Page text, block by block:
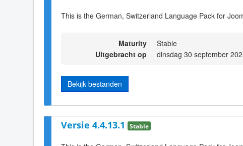
This is the German, Switzerland Language Pack for
Maturity
Stable
Uitgebracht op
dinsdag 30 september
Bekijk bestanden
Versie 4.4.13.1 Stable